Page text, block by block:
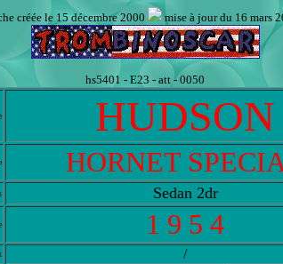
créée le 15 décembre 2000 mise à jour du 16 mars
hs5401 - E23 - att - 0050
HUDSON
HORNET
Sedan 2dr
1 9 5 4
/